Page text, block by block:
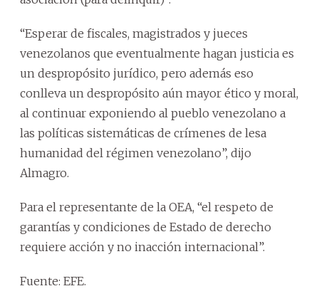
“Esperar de fiscales, magistrados y jueces
venezolanos que eventualmente hagan justicia es
un despropósito jurídico, pero además eso
conlleva un despropósito aún mayor ético y moral,
al continuar exponiendo al pueblo venezolano a
las políticas sistemáticas de crímenes de lesa
humanidad del régimen venezolano”, dijo
Almagro.
Para el representante de la OEA, “el respeto de
garantías y condiciones de Estado de derecho
requiere acción y no inacción internacional”.
Fuente: EFE.